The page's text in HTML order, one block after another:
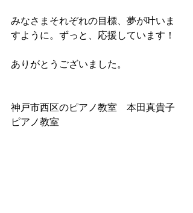
みなさまそれぞれの目標、夢が叶いま
すように。ずっと、応援しています！
ありがとうございました。
神戸市西区のピアノ教室　本田真貴子
ピアノ教室